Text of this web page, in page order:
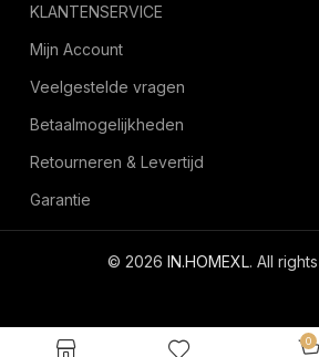
KLANTENSERVICE
Mijn Account
Veelgestelde vragen
Betaalmogelijkheden
Retourneren & Levertijd
Garantie
© 2026 IN.HOMEXL. All
0